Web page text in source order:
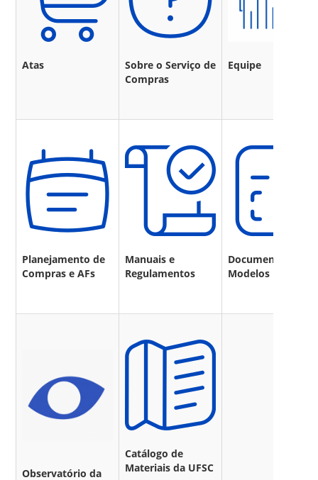
Atas
Sobre o Serviço de
Compras
Equipe
Planejamento de
Compras e AFs
Manuais e
Regulamentos
Documentos e
Modelos
Observatório da
Catálogo de
Materiais da UFSC